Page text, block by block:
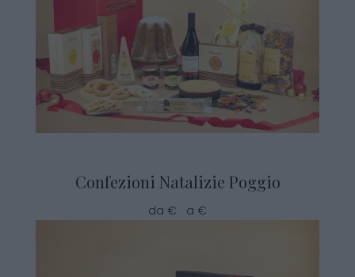
Confezioni Natalizie Poggio
da € a €